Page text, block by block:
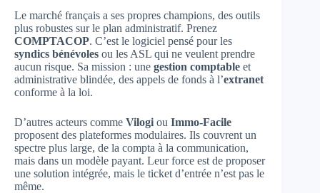
Le marché français a ses propres champions, des outils
plus robustes sur le plan administratif. Prenez
COMPTACOP. C’est le logiciel pensé pour les
syndics bénévoles ou les ASL qui ne veulent prendre
aucun risque. Sa mission : une gestion comptable et
administrative blindée, des appels de fonds à l’extranet
conforme à la loi.
D’autres acteurs comme Vilogi ou Immo-Facile
proposent des plateformes modulaires. Ils couvrent un
spectre plus large, de la compta à la communication,
mais dans un modèle payant. Leur force est de proposer
une solution intégrée, mais le ticket d’entrée n’est pas le
même.